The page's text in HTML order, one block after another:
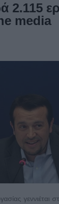
2.115
media
γεννιέται